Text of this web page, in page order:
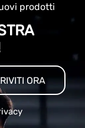
prodotti
ORA